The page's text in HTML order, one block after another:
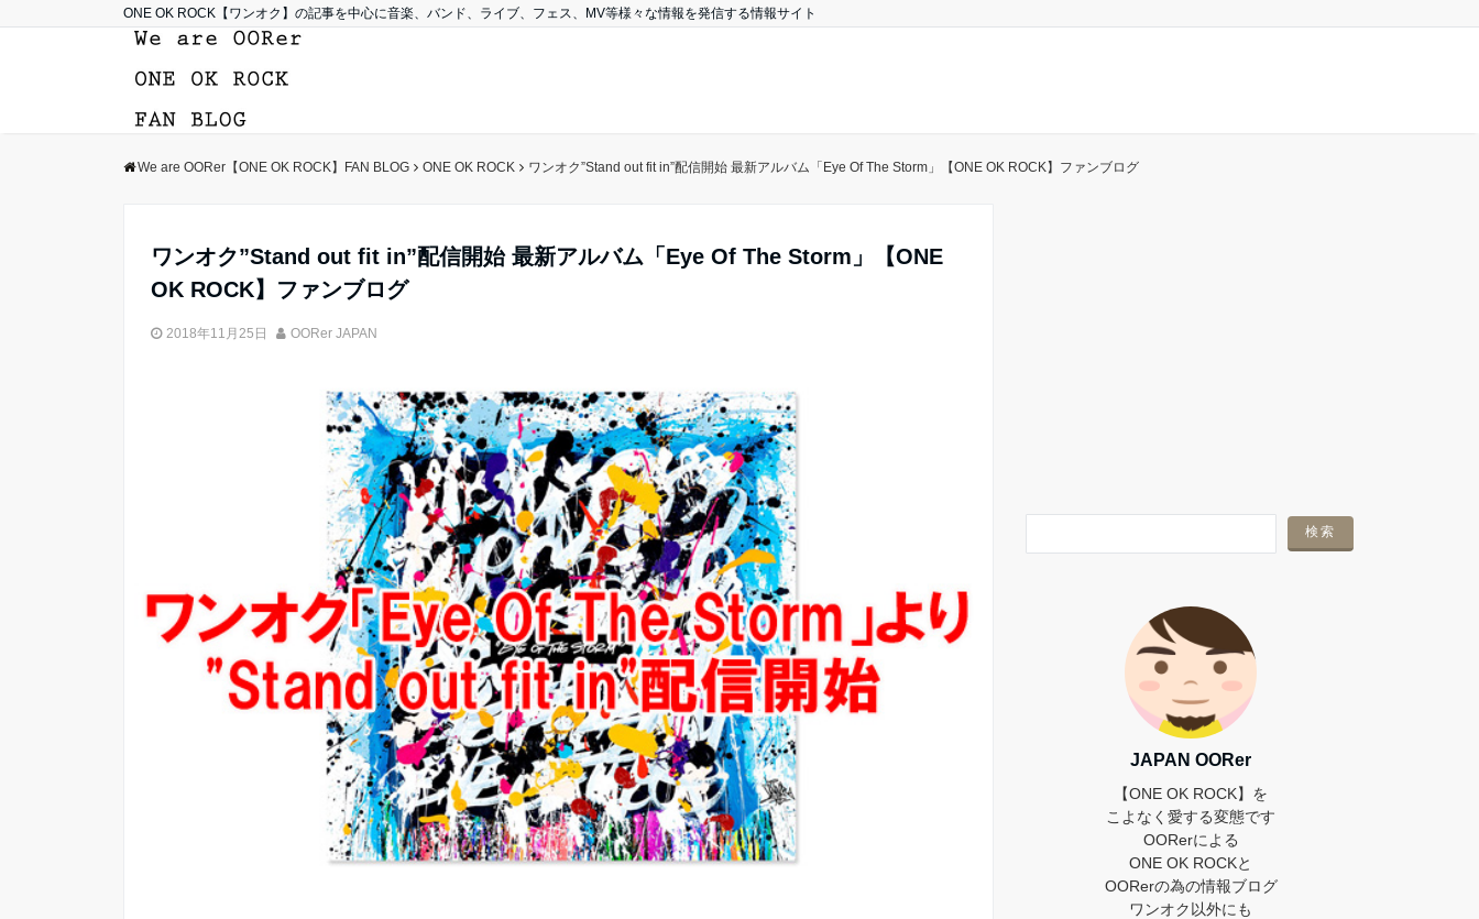
ONE OK ROCK【ワンオク】の記事を中心に音楽、バンド、ライブ、フェス、MV等様々な情報を発信する情報サイト
We are OORer【ONE OK ROCK】FAN BLOG ONE OK ROCK ワンオク”Stand out fit in”配信開始 最新アルバム「Eye Of The Storm」【ONE OK ROCK】ファンブログ
ワンオク”Stand out fit in”配信開始 最新アルバム「Eye Of The Storm」【ONE
OK ROCK】ファンブログ
2018年11月25日 OORer JAPAN
JAPAN OORer
【ONE OK ROCK】を
こよなく愛する変態です
OORerによる
ONE OK ROCKと
OORerの為の情報ブログ
ワンオク以外にも